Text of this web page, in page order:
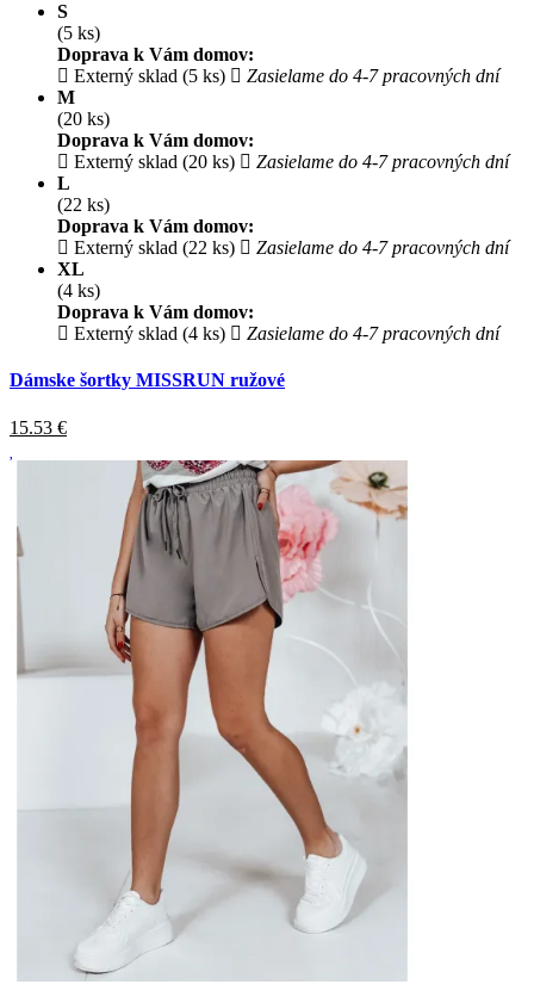
S
(5 ks)
Doprava k Vám domov:
Externý sklad (5 ks)
Zasielame do 4-7 pracovných dní
M
(20 ks)
Doprava k Vám domov:
Externý sklad (20 ks)
Zasielame do 4-7 pracovných dní
L
(22 ks)
Doprava k Vám domov:
Externý sklad (22 ks)
Zasielame do 4-7 pracovných dní
XL
(4 ks)
Doprava k Vám domov:
Externý sklad (4 ks)
Zasielame do 4-7 pracovných dní
Dámske šortky MISSRUN ružové
15.53 €